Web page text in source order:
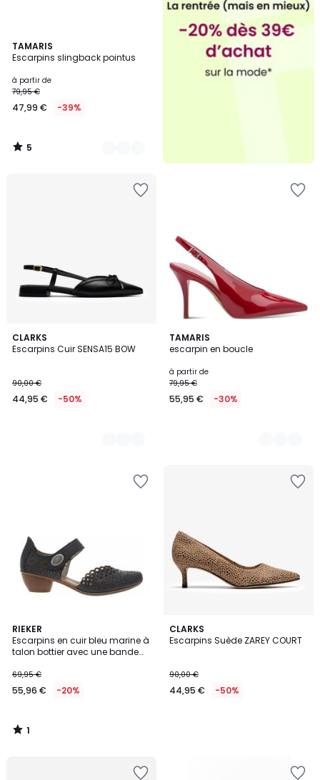
TAMARIS
Escarpins slingback pointus
à partir de
79,95 €
47,99 € -39%
5
/
2
Couleurs
5
/
CLARKS
Escarpins Cuir SENSA15 BOW
90,00 €
44,95 € -50%
2
Couleurs
TAMARIS
escarpin en boucle
à partir de
79,95 €
55,95 € -30%
4
Couleurs
RIEKER
Escarpins en cuir bleu marine à
talon bottier avec une bande
69,95 €
55,96 € -20%
1
/
5
1
/
CLARKS
Escarpins Suède ZAREY COURT
90,00 €
44,95 € -50%